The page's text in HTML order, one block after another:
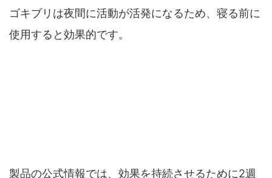
ゴキブリは夜間に活動が活発になるため、寝る前に
使用すると効果的です。
製品の公式情報では、効果を持続させるために2週